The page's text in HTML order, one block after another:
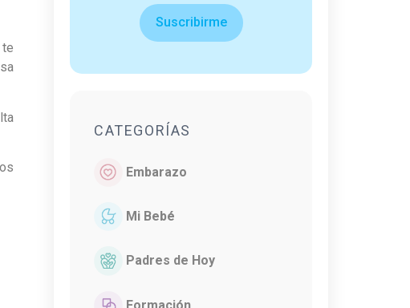
Suscribirme
CATEGORÍAS
Embarazo
Mi Bebé
Padres de Hoy